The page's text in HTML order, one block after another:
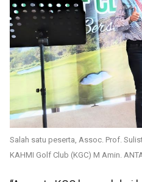
Salah satu peserta, Assoc. Prof.
KAHMI Golf Club (KGC) M Amin.